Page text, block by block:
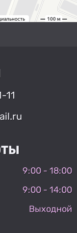
11
9:00 - 18:00
9:00 - 14:00
Выходной